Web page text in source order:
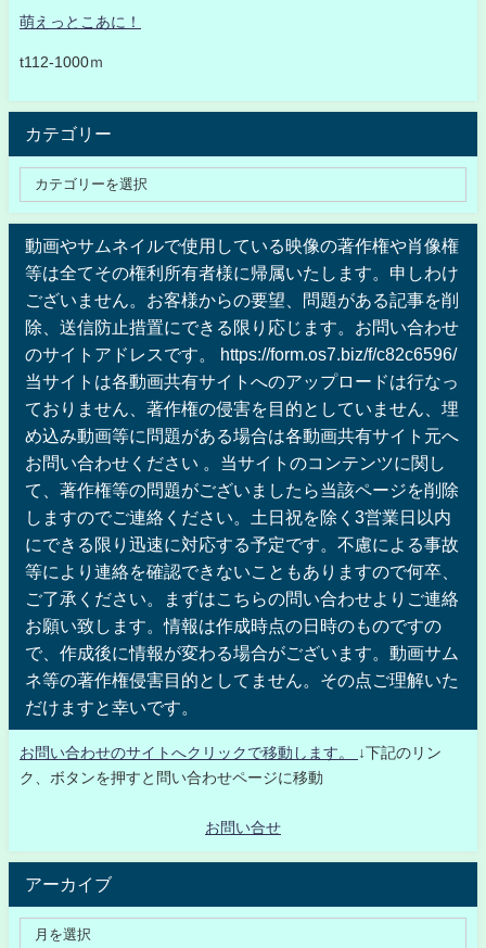
萌えっとこあに！
t112-1000ｍ
カテゴリー
動画やサムネイルで使用している映像の著作権や肖像権
等は全てその権利所有者様に帰属いたします。申しわけ
ございません。お客様からの要望、問題がある記事を削
除、送信防止措置にできる限り応じます。お問い合わせ
のサイトアドレスです。 https://form.os7.biz/f/c82c6596/
当サイトは各動画共有サイトへのアップロードは行なっ
ておりません、著作権の侵害を目的としていません、埋
め込み動画等に問題がある場合は各動画共有サイト元へ
お問い合わせください 。当サイトのコンテンツに関し
て、著作権等の問題がございましたら当該ページを削除
しますのでご連絡ください。土日祝を除く3営業日以内
にできる限り迅速に対応する予定です。不慮による事故
等により連絡を確認できないこともありますので何卒、
ご了承ください。まずはこちらの問い合わせよりご連絡
お願い致します。情報は作成時点の日時のものですの
で、作成後に情報が変わる場合がございます。動画サム
ネ等の著作権侵害目的としてません。その点ご理解いた
だけますと幸いです。
お問い合わせのサイトへクリックで移動します。
↓下記のリン
ク、ボタンを押すと問い合わせページに移動
お問い合せ
アーカイブ